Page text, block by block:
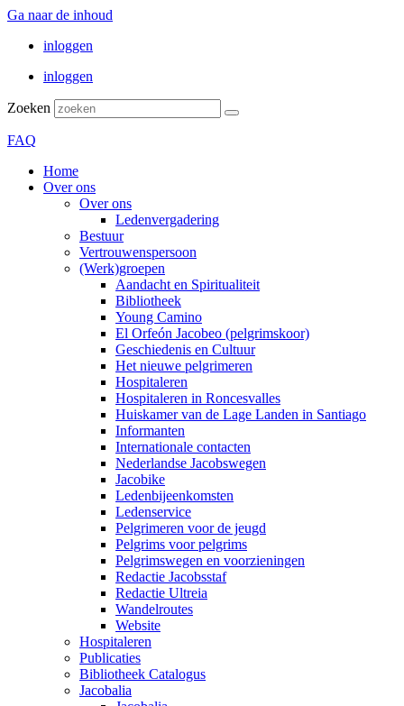
Ga naar de inhoud
inloggen
inloggen
Zoeken
FAQ
Home
Over ons
Over ons
Ledenvergadering
Bestuur
Vertrouwenspersoon
(Werk)groepen
Aandacht en Spiritualiteit
Bibliotheek
Young Camino
El Orfeón Jacobeo (pelgrimskoor)
Geschiedenis en Cultuur
Het nieuwe pelgrimeren
Hospitaleren
Hospitaleren in Roncesvalles
Huiskamer van de Lage Landen in Santiago
Informanten
Internationale contacten
Nederlandse Jacobswegen
Jacobike
Ledenbijeenkomsten
Ledenservice
Pelgrimeren voor de jeugd
Pelgrims voor pelgrims
Pelgrimswegen en voorzieningen
Redactie Jacobsstaf
Redactie Ultreia
Wandelroutes
Website
Hospitaleren
Publicaties
Bibliotheek Catalogus
Jacobalia